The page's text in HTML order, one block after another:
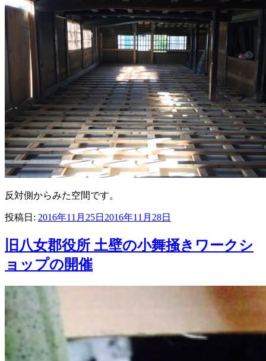
反対側からみた空間です。
投稿日: 2016年11月25日 2016年11月28日
旧八女郡役所 土壁の小舞掻きワークシ
ョップの開催